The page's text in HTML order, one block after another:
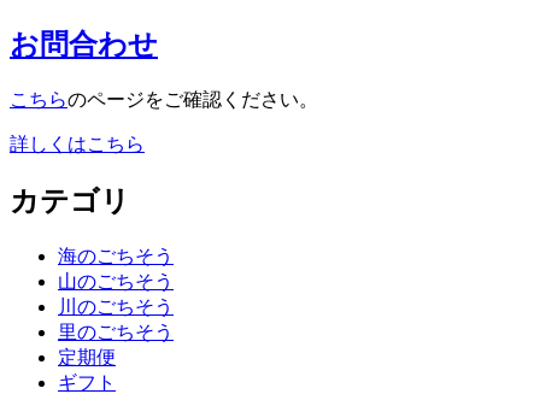
お問合わせ
こちらのページをご確認ください。
詳しくはこちら
カテゴリ
海のごちそう
山のごちそう
川のごちそう
里のごちそう
定期便
ギフト